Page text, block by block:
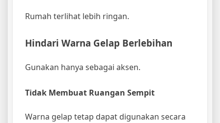
Rumah terlihat lebih ringan.
Hindari Warna Gelap Berlebihan
Gunakan hanya sebagai aksen.
Tidak Membuat Ruangan Sempit
Warna gelap tetap dapat digunakan secara